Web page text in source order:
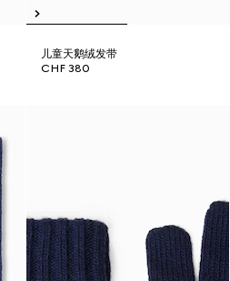
儿童天鹅绒发带
CHF 380